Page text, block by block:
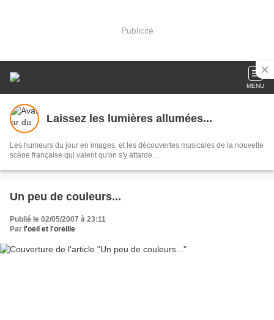
Publicité
MENU
Laissez les lumières allumées...
Les humeurs du jour en images, et les découvertes musicales de la nouvelle
scène française qui valent qu'on s'y attarde...
Un peu de couleurs...
Publié le 02/05/2007 à 23:11
Par l'oeil et l'oreille